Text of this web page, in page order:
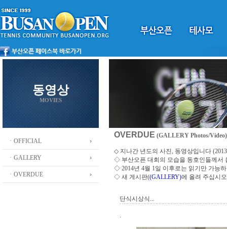
동영상
MOVIES
ㆍOFFICIAL
ㆍGALLERY
ㆍOVERDUE
OVERDUE (GALLERY Photos/Video)
◇ 지나간 년도의 사진, 동영상입니다
◇ 부산오픈 대회의 모습을 동호인들께서
◇ 2014년 4월 1일 이후로는 읽기만 가능
◇ 새 게시판((GALLERY)에 올려 주십시오
단식시상식...
.